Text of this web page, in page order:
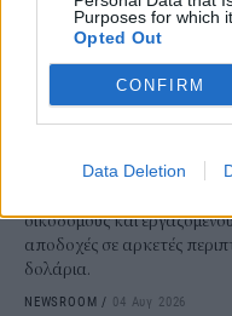
Purposes for which
Opted Out
CONFIRM
Data Deletion
ΤΕΧΝΟΛΟΓΙΑ
Πώς η AI φέρνει
δολαρίων σε
ηλεκτρολόγους
θέσεις εργασίας γραφείου,
οικοδόμους και
αποδοχές σε αρκετές
δολάρια.
NEWSROOM / 04 Αυγ 2026